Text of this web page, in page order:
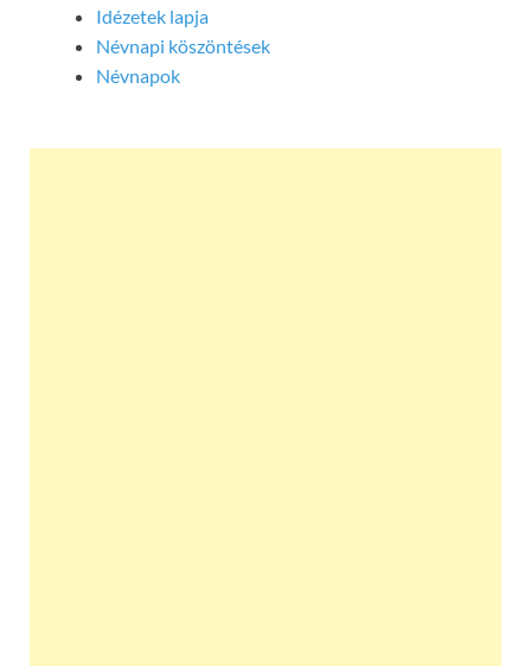
Idézetek lapja
Névnapi köszöntések
Névnapok